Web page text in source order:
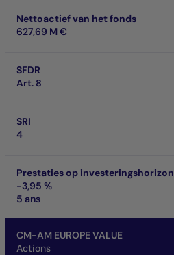
Nettoactief van het fonds
627,69 M €
SFDR
Art. 8
SRI
4
Prestaties op investeringshorizon
-3,95 %
5 ans
CM-AM EUROPE VALUE
Actions